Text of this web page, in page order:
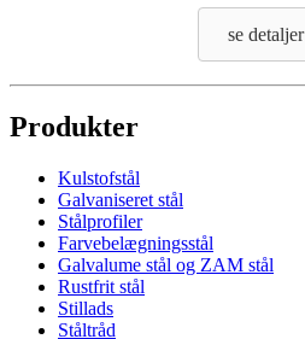
se detaljer
Produkter
Kulstofstål
Galvaniseret stål
Stålprofiler
Farvebelægningsstål
Galvalume stål og ZAM stål
Rustfrit stål
Stillads
Ståltråd